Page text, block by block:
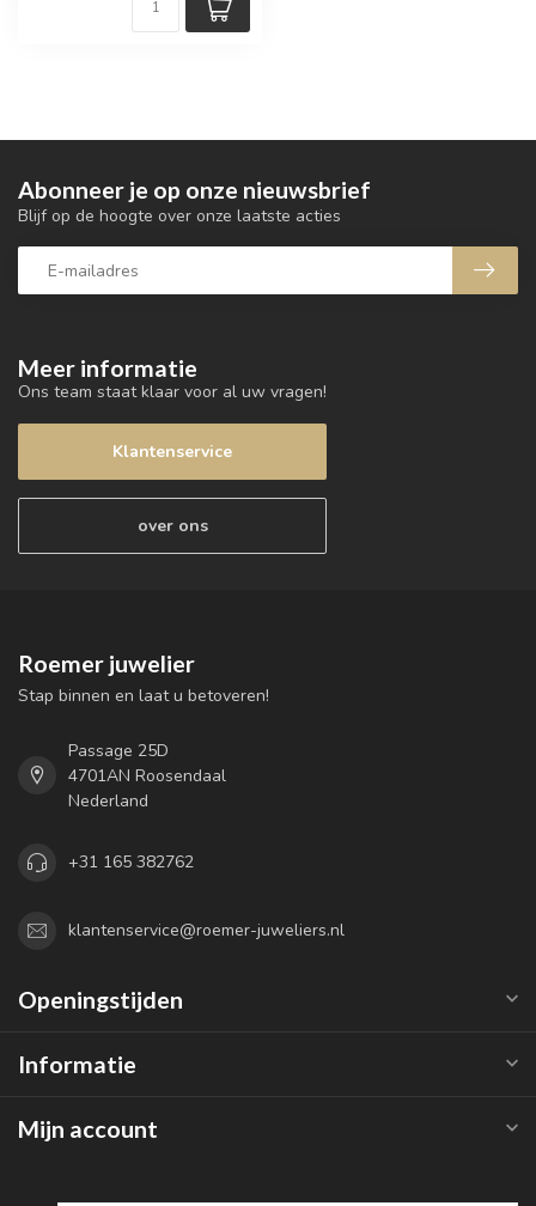
Meer informatie
Ons team staat klaar voor al uw vragen!
Klantenservice
over ons
Abonneer je op onze nieuwsbrief
Blijf op de hoogte over onze laatste acties
Roemer juwelier
Stap binnen en laat u betoveren!
Passage 25D
4701AN Roosendaal
Nederland
+31 165 382762
klantenservice@roemer-juweliers.nl
Openingstijden
Informatie
Mijn account